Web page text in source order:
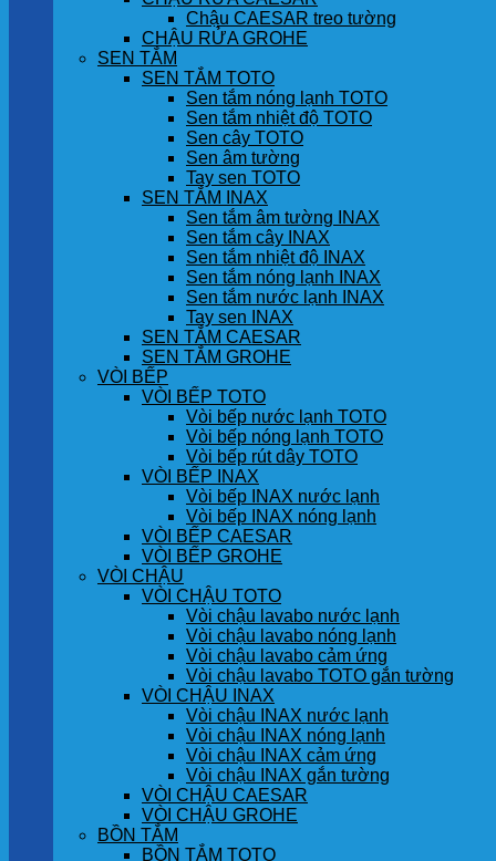
Chậu CAESAR treo tường
CHẬU RỬA GROHE
SEN TẮM
SEN TẮM TOTO
Sen tắm nóng lạnh TOTO
Sen tắm nhiệt độ TOTO
Sen cây TOTO
Sen âm tường
Tay sen TOTO
SEN TẮM INAX
Sen tắm âm tường INAX
Sen tắm cây INAX
Sen tắm nhiệt độ INAX
Sen tắm nóng lạnh INAX
Sen tắm nước lạnh INAX
Tay sen INAX
SEN TẮM CAESAR
SEN TẮM GROHE
VÒI BẾP
VÒI BẾP TOTO
Vòi bếp nước lạnh TOTO
Vòi bếp nóng lạnh TOTO
Vòi bếp rút dây TOTO
VÒI BẾP INAX
Vòi bếp INAX nước lạnh
Vòi bếp INAX nóng lạnh
VÒI BẾP CAESAR
VÒI BẾP GROHE
VÒI CHẬU
VÒI CHẬU TOTO
Vòi chậu lavabo nước lạnh
Vòi chậu lavabo nóng lạnh
Vòi chậu lavabo cảm ứng
Vòi chậu lavabo TOTO gắn tường
VÒI CHẬU INAX
Vòi chậu INAX nước lạnh
Vòi chậu INAX nóng lạnh
Vòi chậu INAX cảm ứng
Vòi chậu INAX gắn tường
VÒI CHẬU CAESAR
VÒI CHẬU GROHE
BỒN TẮM
BỒN TẮM TOTO